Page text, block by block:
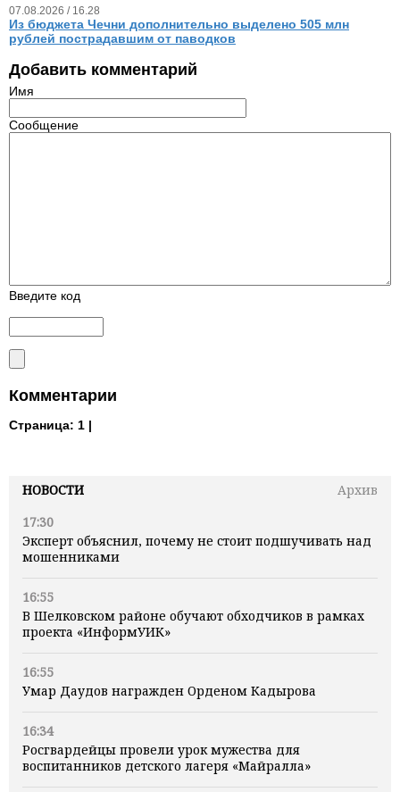
НОВОСТИ
Архив
17:30
Эксперт объяснил, почему не стоит подшучивать над
мошенниками
16:55
В Шелковском районе обучают обходчиков в рамках
проекта «ИнформУИК»
16:55
Умар Даудов награжден Орденом Кадырова
16:34
Росгвардейцы провели урок мужества для
воспитанников детского лагеря «Майралла»
07.08.2026 / 16.28
Из бюджета Чечни дополнительно выделено 505 млн
рублей пострадавшим от паводков
Добавить комментарий
Имя
Сообщение
Введите код
Комментарии
Страница: 1 |